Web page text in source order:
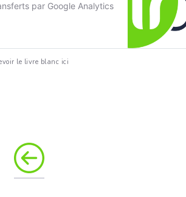
par Google Analytics
le livre blanc ici